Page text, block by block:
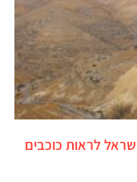
לראות כוכבים